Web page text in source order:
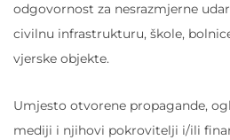
odgovornost za nesrazmjerne
civilnu infrastrukturu, škole,
vjerske objekte.
Umjesto otvorene propagande,
mediji i njihovi pokrovitelji i/ili